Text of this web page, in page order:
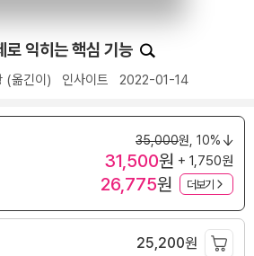
익히는 핵심 기능
(옮긴이) 인사이트 2022-01-14
35,000원, 10%
31,500원 + 1,750원
26,775원 더보기
25,200원